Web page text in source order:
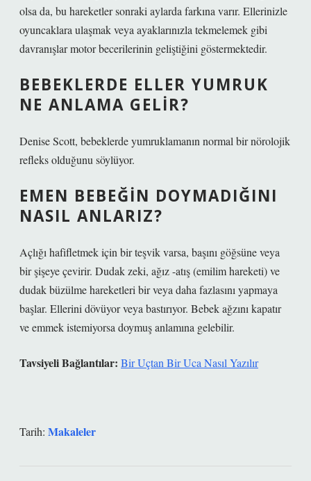
olsa da, bu hareketler sonraki aylarda farkına varır. Ellerinizle
oyuncaklara ulaşmak veya ayaklarınızla tekmelemek gibi
davranışlar motor becerilerinin geliştiğini göstermektedir.
BEBEKLERDE ELLER YUMRUK
NE ANLAMA GELIR?
Denise Scott, bebeklerde yumruklamanın normal bir nörolojik
refleks olduğunu söylüyor.
EMEN BEBEĞIN DOYMADIĞINI
NASIL ANLARIZ?
Açlığı hafifletmek için bir teşvik varsa, başını göğsüne veya
bir şişeye çevirir. Dudak zeki, ağız -atış (emilim hareketi) ve
dudak büzülme hareketleri bir veya daha fazlasını yapmaya
başlar. Ellerini dövüyor veya bastırıyor. Bebek ağzını kapatır
ve emmek istemiyorsa doymuş anlamına gelebilir.
Tavsiyeli Bağlantılar: Bir Uçtan Bir Uca Nasıl Yazılır
Tarih: Makaleler